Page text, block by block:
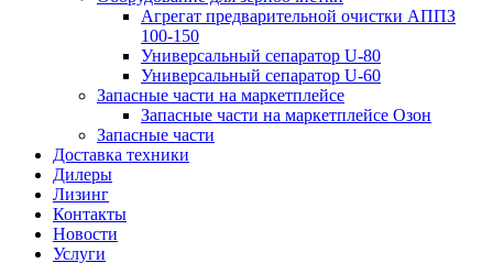
Агрегат предварительной очистки АППЗ
100-150
Универсальный сепаратор U-80
Универсальный сепаратор U-60
Запасные части на маркетплейсе
Запасные части на маркетплейсе Озон
Запасные части
Доставка техники
Дилеры
Лизинг
Контакты
Новости
Услуги